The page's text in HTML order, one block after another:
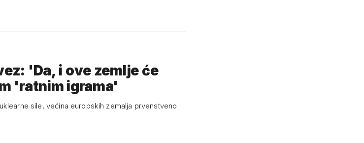
'Da, i ove zemlje će
'ratnim igrama'
sile, većina europskih zemalja prvenstveno